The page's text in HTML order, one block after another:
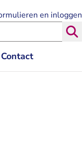
Contact
en inloggen
Rechtspraak